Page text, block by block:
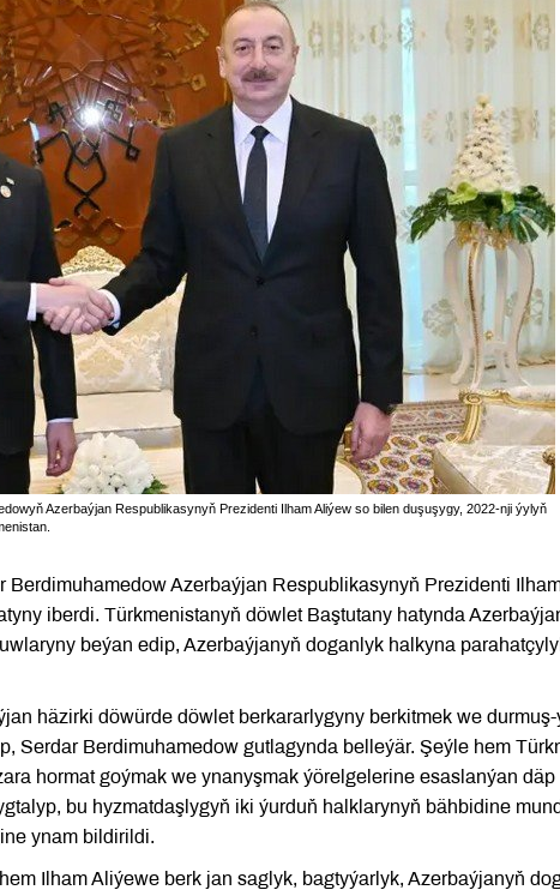
Azerbaýjan Respublikasynyň Prezidenti Ilham Aliýew so bilen duşuşygy, 2022-nji ýylyň
Berdimuhamedow Azerbaýjan Respublikasynyň Prezidenti
iberdi. Türkmenistanyň döwlet Baştutany hatynda
beýan edip, Azerbaýjanyň doganlyk halkyna
häzirki döwürde döwlet berkararlygyny berkitmek we
Serdar Berdimuhamedow gutlagynda belleýär. Şeýle hem
hormat goýmak we ynanyşmak ýörelgelerine esaslanýan
bu hyzmatdaşlygyň iki ýurduň halklarynyň bähbidine
ynam bildirildi.
Ilham Aliýewe berk jan saglyk, bagtyýarlyk, Azerbaýjanyň